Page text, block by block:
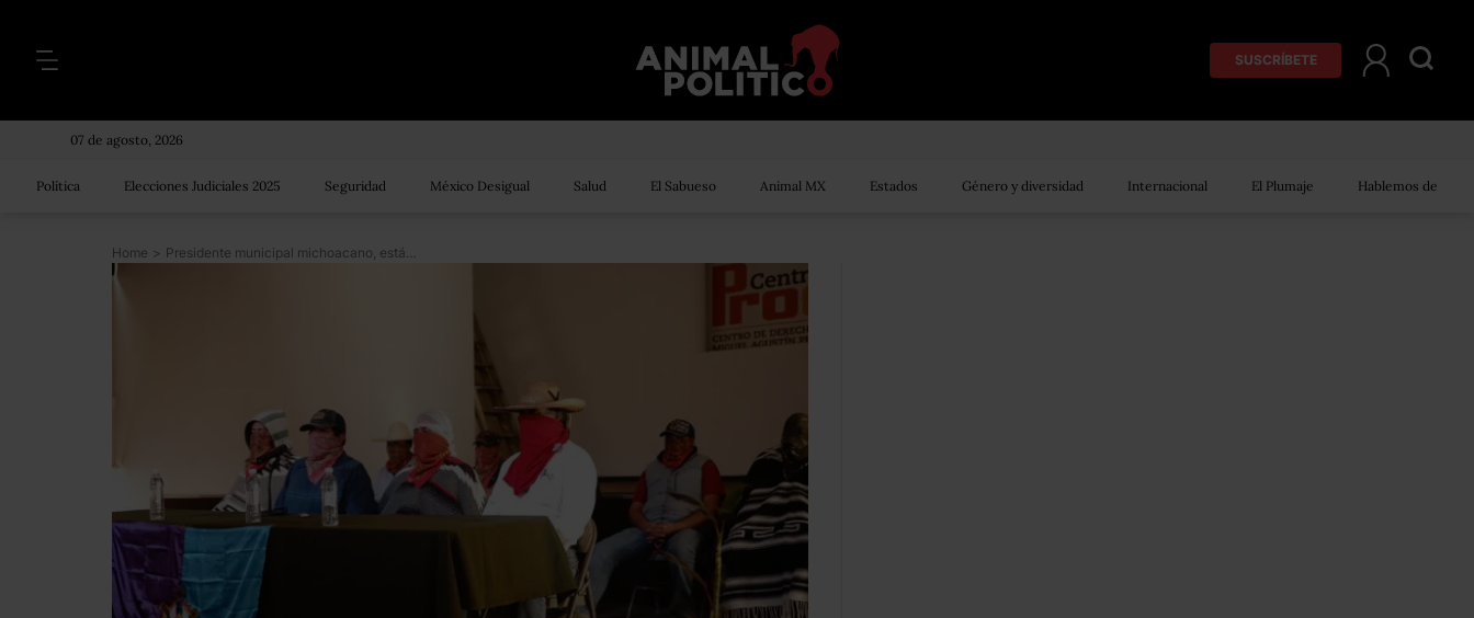
SUSCRÍBETE
07 de agosto, 2026
Política Elecciones Judiciales 2025 Seguridad México Desigual Salud El Sabueso Animal MX Estados Género y diversidad Internacional El Plumaje Hablemos de
Home > Presidente municipal michoacano, está coludido con criminales, acusan purépechas